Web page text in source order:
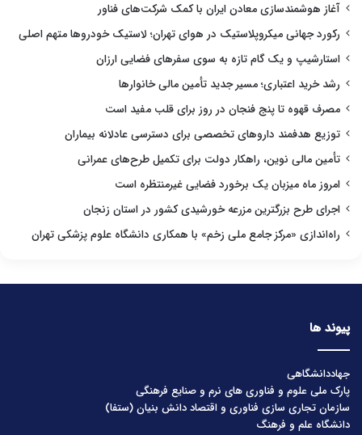
آغاز هوشمندسازی معادن ایران با کمک شرکت‌های فناور
رکورد جهانی میکروپلاستیک در هوای تهران؛ لاستیک خودروها متهم اصلی
استارشیپ و یک گام تازه به سوی سفرهای فضایی ارزان
رشد خرید اعتباری؛ مسیر جدید تأمین مالی خانوارها
مصرف قهوه تا پنج فنجان در روز برای قلب مفید است
توزیع هدفمند داروهای تخصصی برای دسترسی عادلانه بیماران
تأمین مالی نوین، راهکار دولت برای تکمیل طرح‌های عمرانی
امروز ماه میزبان یک برخورد فضایی غیرمنتظره است
اجرای طرح بزرگترین مزرعه خورشیدی کشور در استان زنجان
راه‌اندازی «مرکز جامع ملی زخم» با همکاری دانشگاه علوم پزشکی تهران
پیوند ها
جهاددانشگاهی
پارک ملی علوم و فناوری های نرم و صنایع فرهنگی
سازمان تجاری سازی فناوری و اقتصاد دانش بنیان (ستفا)
دانشگاه علم و فرهنگ